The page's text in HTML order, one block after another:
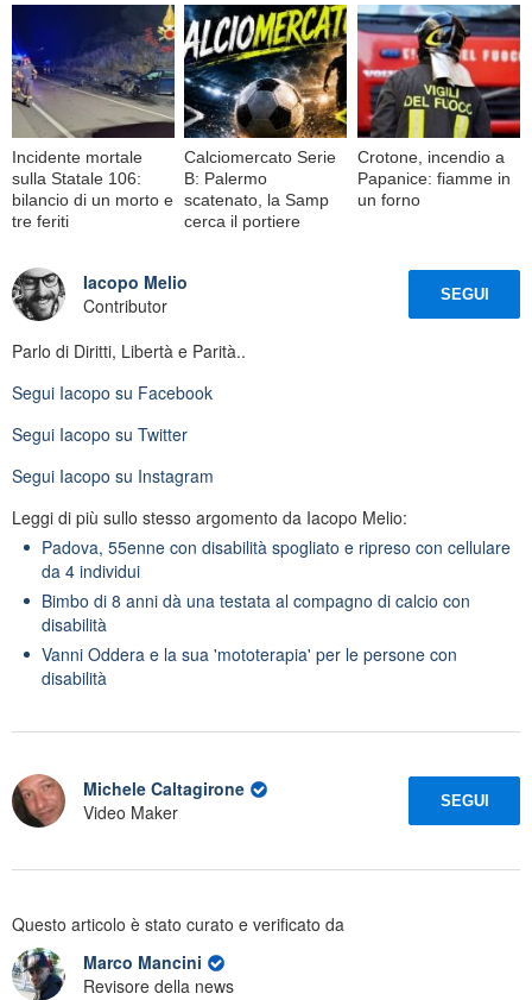
Incidente mortale
sulla Statale 106:
bilancio di un morto e
tre feriti
Calciomercato Serie
B: Palermo
scatenato, la Samp
cerca il portiere
Crotone, incendio a
Papanice: fiamme in
un forno
Iacopo Melio
Contributor
SEGUI
Parlo di Diritti, Libertà e Parità..
Segui Iacopo su Facebook
Segui Iacopo su Twitter
Segui Iacopo su Instagram
Leggi di più sullo stesso argomento da Iacopo Melio:
Padova, 55enne con disabilità spogliato e ripreso con cellulare
da 4 individui
Bimbo di 8 anni dà una testata al compagno di calcio con
disabilità
Vanni Oddera e la sua 'mototerapia' per le persone con
disabilità
Michele Caltagirone
Video Maker
SEGUI
Questo articolo è stato curato e verificato da
Marco Mancini
Revisore della news